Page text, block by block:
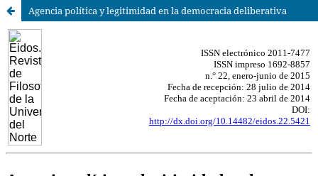
Agencia política y legitimidad en la democracia deliberativa